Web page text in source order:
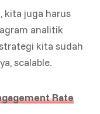
kita juga harus
analitik
kita sudah
scalable.
Rate